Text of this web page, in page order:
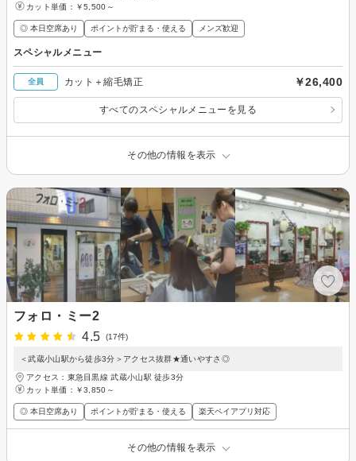
カット単価： ￥5,500～
◎ 本日空席あり ポイントが貯まる・使える メンズ歓迎
スペシャルメニュー
全員 カット＋縮毛矯正 ￥26,400
すべてのスペシャルメニューを見る
その他の情報を表示
フォロ・ミー2
4.5
(17件)
＜武蔵小山駅から徒歩3分＞アクセス抜群★通いやすさ◎
アクセス：東急目黒線 武蔵小山駅 徒歩3分
カット単価： ￥3,850～
◎ 本日空席あり ポイントが貯まる・使える 楽天ペイアプリ対応
その他の情報を表示